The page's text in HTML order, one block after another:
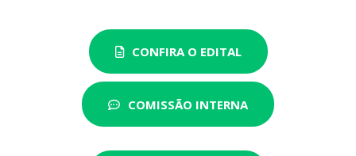
CONFIRA O EDITAL
COMISSÃO INTERNA